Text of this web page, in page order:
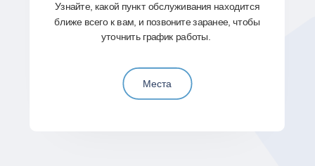
Узнайте, какой пункт обслуживания находится
ближе всего к вам, и позвоните заранее, чтобы
уточнить график работы.
Места